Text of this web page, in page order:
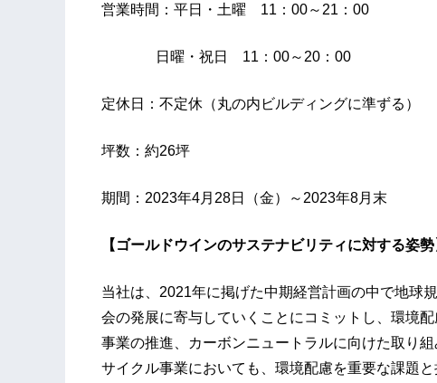
営業時間：平日・土曜 11：00～21：00
日曜・祝日 11：00～20：00
定休日：不定休（丸の内ビルディングに準ずる）
坪数：約26坪
期間：2023年4月28日（金）～2023年8月末
【ゴールドウインのサステナビリティに対する姿勢
当社は、2021年に掲げた中期経営計画の中で地球
会の発展に寄与していくことにコミットし、環境
事業の推進、カーボンニュートラルに向けた取り
サイクル事業においても、環境配慮を重要な課題